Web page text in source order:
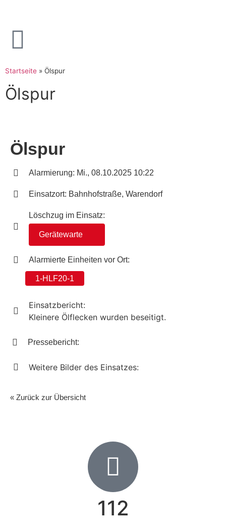
Startseite » Ölspur
Ölspur
Ölspur
Alarmierung: Mi., 08.10.2025 10:22
Einsatzort: Bahnhofstraße, Warendorf
Löschzug im Einsatz:
Gerätewarte
Alarmierte Einheiten vor Ort:
1-HLF20-1
Einsatzbericht:
Kleinere Ölflecken wurden beseitigt.
Pressebericht:
Weitere Bilder des Einsatzes:
« Zurück zur Übersicht
112